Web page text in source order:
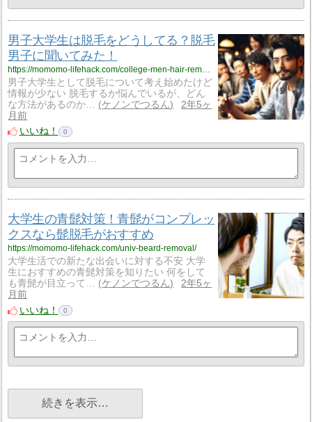
男子大学生は脱毛をどうしてる？脱毛
男子に聞いてみた！
https://momomo-lifehack.com/college-men-hair-removal/
男子大学生として脱毛について考え始めたけど
情報が少ない 脱毛するか悩んでいるが、どん
な方法があるのか…
ケノンでつるん
2年5ヶ
月前
いいね！
0
大学生の青髭対策！青髭がコンプレッ
クスなら髭脱毛がおすすめ
https://momomo-lifehack.com/univ-beard-removal/
大学生活での新たな出会いに対する不安 大学
生におすすめの青髭対策を知りたい 何をして
も青髭が目立って…
ケノンでつるん
2年5ヶ
月前
いいね！
0
続きを表示…